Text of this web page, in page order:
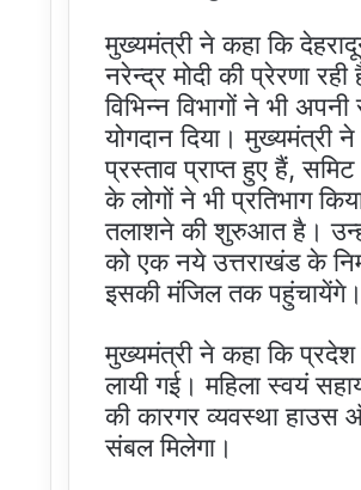
मुख्यमंत्री ने कहा कि
नरेन्द्र मोदी की प्रेरणा
विभिन्न विभागों ने भी
योगदान दिया।
प्रस्ताव प्राप्त हुए हैं,
के लोगों ने भी प्रतिभाग
तलाशने की शुरुआत है।
को एक नये उत्तराखंड के
इसकी मंजिल तक पहुंचायेंगे।
मुख्यमंत्री ने कहा कि
लायी गई। महिला स्वयं
की कारगर व्यवस्था हाउस
संबल मिलेगा।